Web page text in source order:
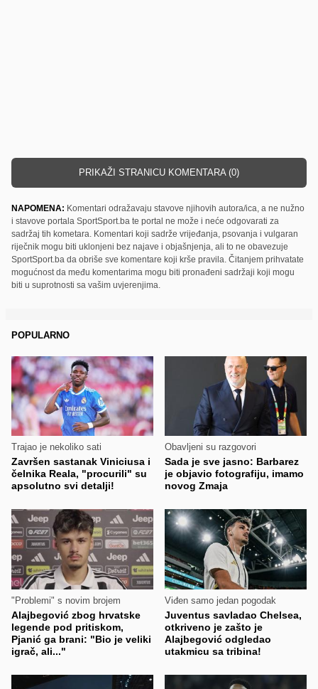
PRIKAŽI STRANICU KOMENTARA (0)
NAPOMENA: Komentari odražavaju stavove njihovih autora/ica, a ne nužno
i stavove portala SportSport.ba te portal ne može i neće odgovarati za
sadržaj tih kometara. Komentari koji sadrže vrijeđanja, psovanja i vulgaran
riječnik mogu biti uklonjeni bez najave i objašnjenja, ali to ne obavezuje
SportSport.ba da obriše sve komentare koji krše pravila. Čitanjem prihvatate
mogućnost da među komentarima mogu biti pronađeni sadržaji koji mogu
biti u suprotnosti sa vašim uvjerenjima.
POPULARNO
Trajao je nekoliko sati
Završen sastanak Viniciusa i
čelnika Reala, "procurili" su
apsolutno svi detalji!
Obavljeni su razgovori
Sada je sve jasno: Barbarez
je objavio fotografiju, imamo
novog Zmaja
"Problemi" s novim brojem
Alajbegović zbog hrvatske
legende pod pritiskom,
Pjanić ga brani: "Bio je veliki
igrač, ali..."
Viđen samo jedan pogodak
Juventus savladao Chelsea,
otkriveno je zašto je
Alajbegović odgledao
utakmicu sa tribina!